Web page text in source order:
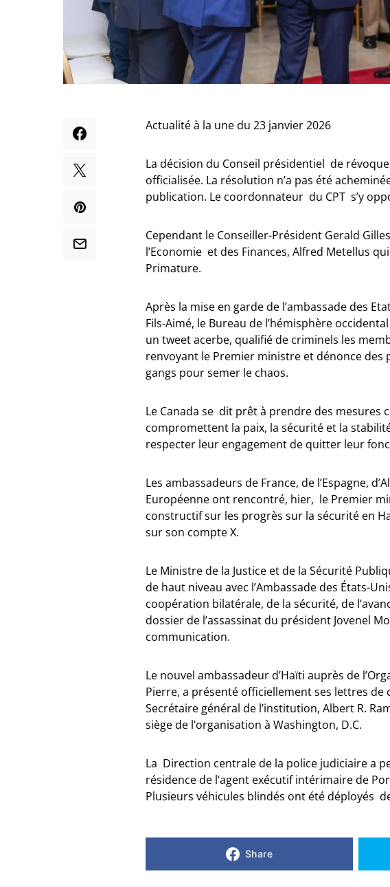
Actualité à la une du 23 janvier 2026
La décision du Conseil présidentiel de
officialisée. La résolution n’a pas été
publication. Le coordonnateur du CPT s’y
Cependant le Conseiller-Président Gerald
l’Economie et des Finances, Alfred Metellus
Primature.
Après la mise en garde de l’ambassade des
Fils-Aimé, le Bureau de l’hémisphère
un tweet acerbe, qualifié de criminels les
renvoyant le Premier ministre et dénonce
gangs pour semer le chaos.
Le Canada se dit prêt à prendre des
compromettent la paix, la sécurité et la
respecter leur engagement de quitter leur
Les ambassadeurs de France, de l’Espagne,
Européenne ont rencontré, hier, le Premier
constructif sur les progrès sur la sécurité en
sur son compte X.
Le Ministre de la Justice et de la Sécurité
de haut niveau avec l’Ambassade des États-
coopération bilatérale, de la sécurité, de
dossier de l’assassinat du président Jovenel
communication.
Le nouvel ambassadeur d’Haïti auprès de
Pierre, a présenté officiellement ses lettres
Secrétaire général de l’institution, Albert R.
siège de l’organisation à Washington, D.C.
La Direction centrale de la police judiciaire a
résidence de l’agent exécutif intérimaire de
Plusieurs véhicules blindés ont été déployés
Share